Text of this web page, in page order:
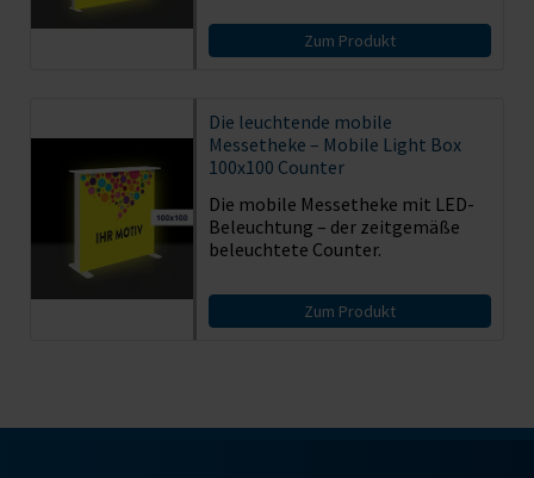
Zum Produkt
Die leuchtende mobile
Messetheke – Mobile Light Box
100x100 Counter
Die mobile Messetheke mit LED-
Beleuchtung – der zeitgemäße
beleuchtete Counter.
Zum Produkt